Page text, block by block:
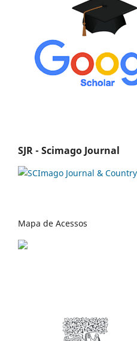
SJR - Scimago Journal
Mapa de Acessos